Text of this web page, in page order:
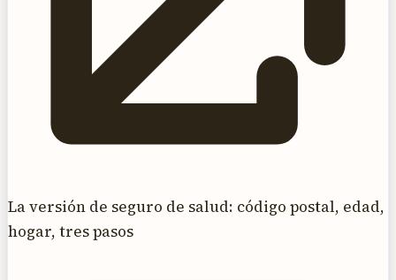
La versión de seguro de salud: código postal, edad,
hogar, tres pasos